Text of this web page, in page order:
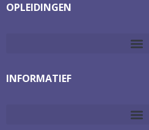
OPLEIDINGEN
INFORMATIEF